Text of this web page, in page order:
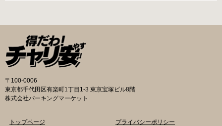
の地図が置いてあります） 東京メトロ半蔵門
線、都営新宿・三田線神保町駅から徒歩7分 大
手町高架下自転車保管場所 住所 千代田区大手町
二丁目4番 電話 050-2018-6466（千代田区自転
車対策コールセンター） 最寄駅 東京メトロ半蔵
線大手町駅B3出口 返還の際に必要な書類 返還
料 2,000円 自転車の鍵 身分証明証 千代田区HP
保管場所 住所 新宿区内藤町11番地 ※都立新
の自転車駐輪場 利用方法 利用登録申請書の提出
申請期間内に利用登録申請書（PDF：
1,396KB） と必要書類を環境まちづくり総務課
あてに郵送（申請期間消印有効）または、期間
内に環境まちづくり総務課（区役所5階5B窓
さい（郵送先・各出張所の受付時間）。電話・
ファクス・メールでは申請できません。 利用料
生活保護受給者免除（詳しくはお問い合わせく
〒100-0006
東京都千代田区有楽町1丁目1-3 東京宝塚ビル8階
株式会社パーキングマーケット
トップページ プライバシーポリシー